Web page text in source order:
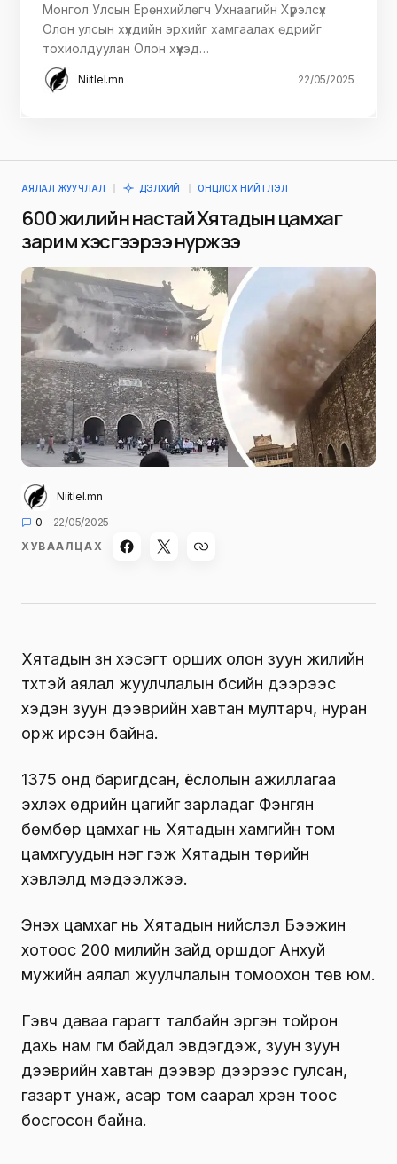
Монгол Улсын Ерөнхийлөгч Ухнаагийн Хүрэлсүх
Олон улсын хүүхдийн эрхийг хамгаалах өдрийг
тохиолдуулан Олон хүүхэд…
Niitlel.mn 22/05/2025
АЯЛАЛ ЖУУЧЛАЛ ДЭЛХИЙ ОНЦЛОХ НИЙТЛЭЛ
600 жилийн настай Хятадын цамхаг
зарим хэсгээрээ нуржээ
Niitlel.mn
0
22/05/2025
ХУВААЛЦАХ
Хятадын зүүн хэсэгт орших олон зуун жилийн
түүхтэй аялал жуулчлалын бүсийн дээрээс
хэдэн зуун дээврийн хавтан мултарч, нуран
орж ирсэн байна.
1375 онд баригдсан, ёслолын ажиллагаа
эхлэх өдрийн цагийг зарладаг Фэнгян
бөмбөр цамхаг нь Хятадын хамгийн том
цамхгуудын нэг гэж Хятадын төрийн
хэвлэлүүд мэдээлжээ.
Энэхүү цамхаг нь Хятадын нийслэл Бээжин
хотоос 200 милийн зайд оршдог Анхуй
мужийн аялал жуулчлалын томоохон төв юм.
Гэвч даваа гарагт талбайн эргэн тойрон
дахь нам гүм байдал эвдэгдэж, зуун зуун
дээврийн хавтан дээвэр дээрээс гулсан,
газарт унаж, асар том саарал хүрэн тоос
босгосон байна.